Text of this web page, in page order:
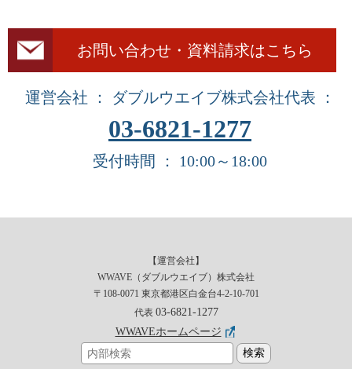
お問い合わせ・資料請求はこちら
運営会社 ： ダブルウエイブ株式会社代表 ：
03-6821-1277
受付時間 ： 10:00～18:00
【運営会社】
WWAVE（ダブルウエイブ）株式会社
〒108-0071 東京都港区白金台4-2-10-701
代表 03-6821-1277
WWAVEホームページ